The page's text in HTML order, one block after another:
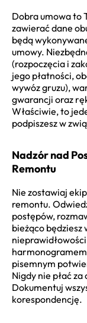
Dobra umowa to
zawierać dane
będą
umowy.
(rozpoczęcia i
jego płatności,
wywóz gruzu),
gwarancji oraz
Właściwie, to
podpiszesz w
Nadzór nad
Remontu
Nie zostawiaj
remontu.
postępów,
bieżąco będziesz
pisemnym
Nigdy nie płać
Dokumentuj
korespondencję.